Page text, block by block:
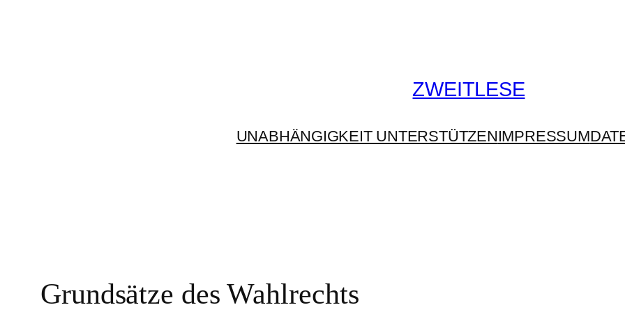
ZWEITLESE
UNABHÄNGIGKEIT UNTERSTÜTZENIMPRESSUM
Grundsätze des Wahlrechts